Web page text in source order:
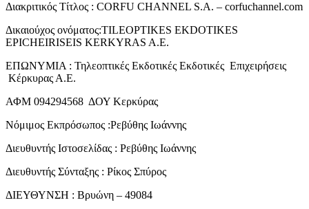
Διακριτικός Τίτλος : CORFU CHANNEL S.A. – corfuchannel.com
Δικαιούχος ονόματος:TILEOPTIKES EKDOTIKES
EPICHEIRISEIS KERKYRAS A.E.
ΕΠΩΝΥΜΙΑ : Τηλεοπτικές Εκδοτικές Εκδοτικές Επιχειρήσεις
Κέρκυρας Α.Ε.
ΑΦΜ 094294568 ΔΟΥ Κερκύρας
Νόμιμος Εκπρόσωπος :Ρεβύθης Ιωάννης
Διευθυντής Ιστοσελίδας : Ρεβύθης Ιωάννης
Διευθυντής Σύνταξης : Ρίκος Σπύρος
ΔΙΕΥΘΥΝΣΗ : Βρυώνη – 49084